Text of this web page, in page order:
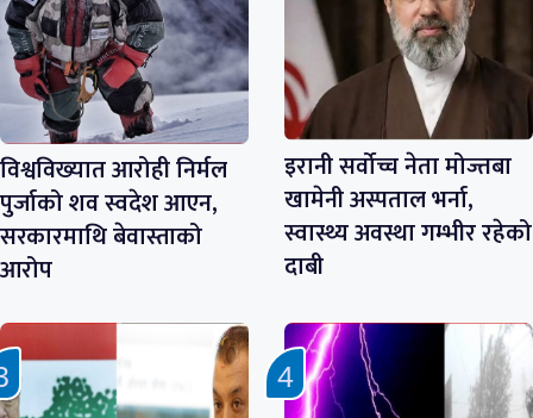
विश्वविख्यात आरोही निर्मल
पुर्जाको शव स्वदेश आएन,
सरकारमाथि बेवास्ताको
आरोप
इरानी सर्वोच्च नेता मोज्तबा
खामेनी अस्पताल भर्ना,
स्वास्थ्य अवस्था गम्भीर रहेको
दाबी